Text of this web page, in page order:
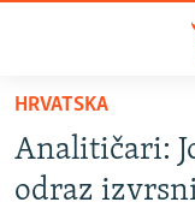
Pređite
glavni
sadržaj
VIJESTI
BOSNA I
HRVATSKA
Analitičari:
odraz